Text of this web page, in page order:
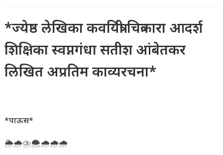
*ज्येष्ठ लेखिका कवयित्री चित्रकारा आदर्श
शिक्षिका स्वप्नगंधा सतीश आंबेतकर
लिखित अप्रतिम काव्यरचना*
*पाऊस*
🌦️🌧️⛈️🌨️🌧️🌧️🌧️